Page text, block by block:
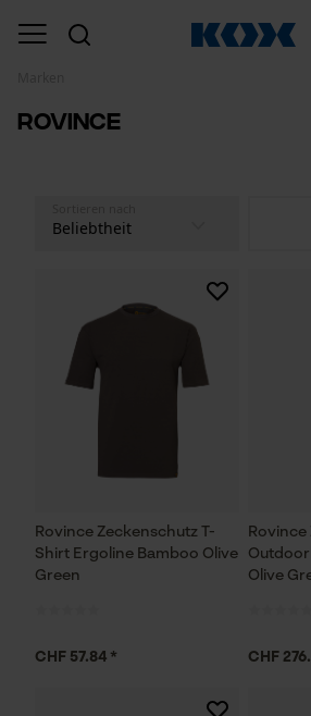
Rovince
Rovince Zeckenschutz T-
Shirt Ergoline Bamboo Olive
Green
CHF 57.84 *
Olive
CHF